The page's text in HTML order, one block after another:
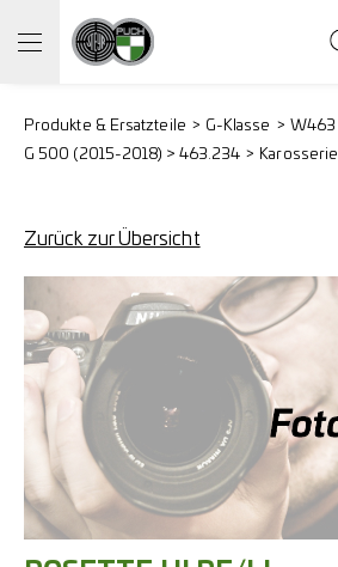
Produkte & Ersatzteile G-Klasse
W463
G 500 (2015-2018) > 463.234
Karosserie
Zurück zur Übersicht